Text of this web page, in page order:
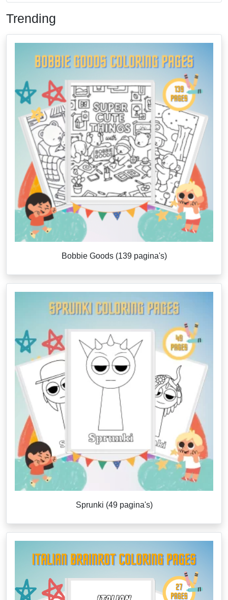
Trending
Bobbie Goods (139 pagina's)
Sprunki (49 pagina's)